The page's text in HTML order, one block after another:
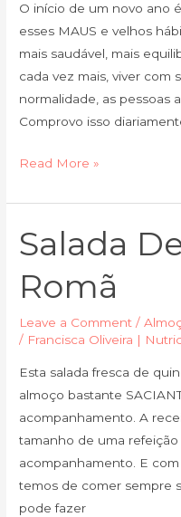
O início de um novo ano
esses MAUS e velhos
mais saudável, mais
cada vez mais, viver com
normalidade, as pessoas
Comprovo isso
Read More »
Salada
Romã
Leave a Comment /
/ Francisca Oliveira |
Esta salada fresca de
almoço bastante
acompanhamento. A
tamanho de uma refeição
acompanhamento. E
temos de comer sempre
pode fazer
Salada
de
Grão
e
Romã